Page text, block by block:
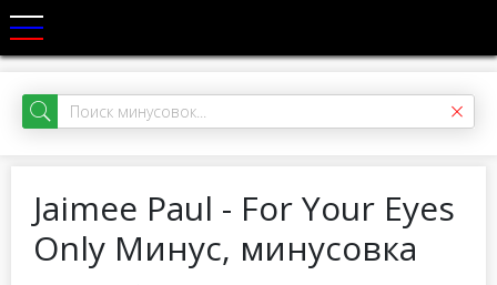
Jaimee Paul - For Your Eyes
Only Минус, минусовка